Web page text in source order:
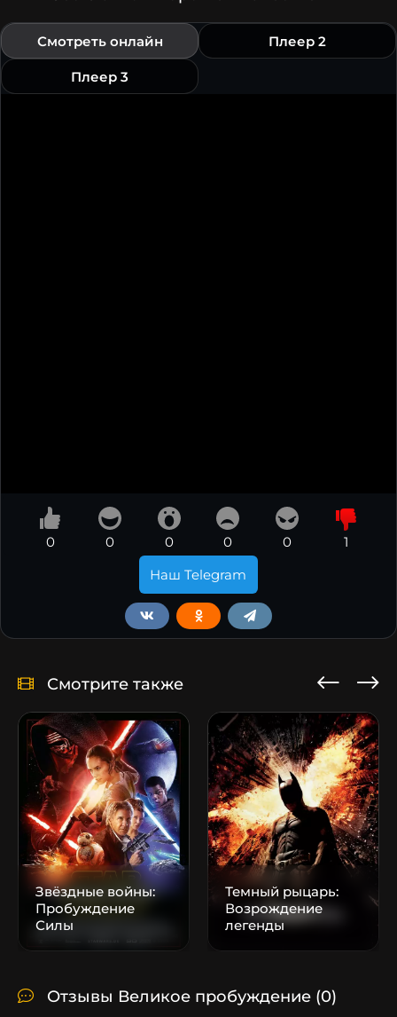
Смотреть онлайн Плеер 2
Плеер 3
0 0 0 0 0
1
Наш Telegram
Смотрите также
войны:
Темный рыцарь:
Возрождение
Эпизод
клонов
Отзывы Великое пробуждение (0)